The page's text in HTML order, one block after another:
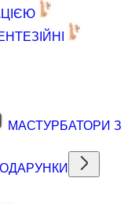
МАСТУРБАТОРИ З